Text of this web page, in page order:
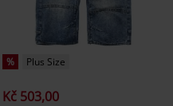
% Plus Size
Kč 503,00